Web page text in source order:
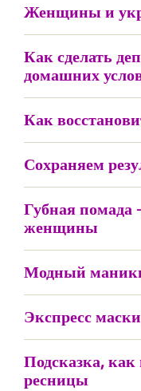
Женщины и
Как сделать
домашних
Как
Сохраняем
Губная помада
женщины
Модный
Экспресс
Подсказка,
ресницы